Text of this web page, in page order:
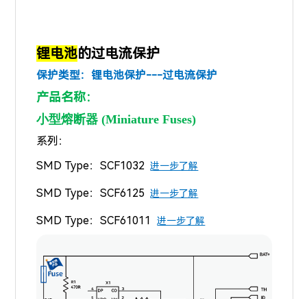
锂电池的过电流保护
保护类型：锂电池保护---过电流保护
产品名称：
小型熔断器 (Miniature Fuses)
系列：
SMD Type：SCF1032进一步了解
SMD Type：SCF6125进一步了解
SMD Type：SCF61011 进一步了解